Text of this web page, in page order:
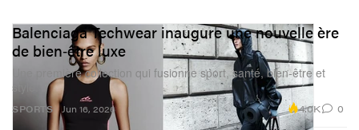
SPORTS
Balenciaga Techwear inaugure une nouvelle ère
de bien‑être luxe
Une première collection qui fusionne sport, santé, bien‑être et
style.
Jun 16, 2026 4.0K 0